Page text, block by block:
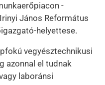
-
János Református
helyettese.
vegyésztechnikusi
azonnal el tudnak
laboránsi